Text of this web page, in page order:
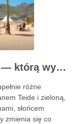
Teneryfa czy Gran Canaria — którą wyspę wybrać na pierwszy raz?
różne
Teide i zieloną,
słońcem
zmienia się co